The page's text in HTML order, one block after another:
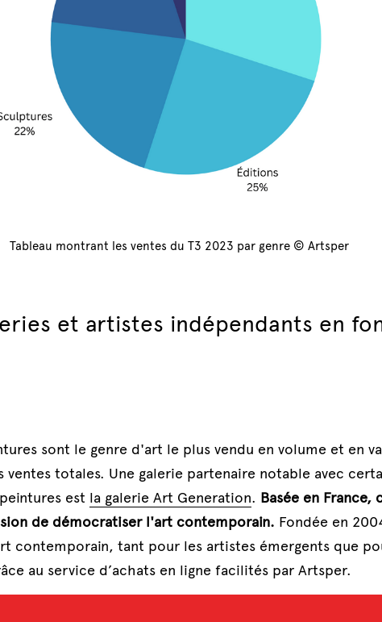
Tableau montrant les ventes du T3 2023 par genre © Artsper
et artistes indépendants en
sont le genre d'art le plus vendu en volume et en
ventes totales. Une galerie partenaire notable avec
est la galerie Art Generation. Basée en
de démocratiser l'art contemporain. Fondée en
contemporain, tant pour les artistes émergents que
au service d’achats en ligne facilités par Artsper.